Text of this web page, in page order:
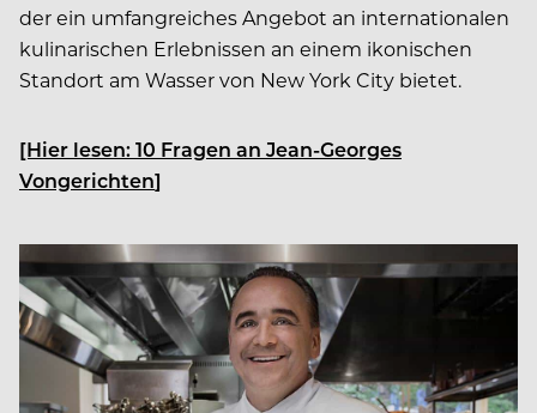
der ein umfangreiches Angebot an internationalen
kulinarischen Erlebnissen an einem ikonischen
Standort am Wasser von New York City bietet.
[Hier lesen: 10 Fragen an Jean-Georges
Vongerichten]